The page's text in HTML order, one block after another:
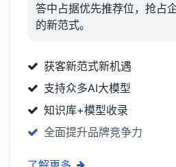
答中占据优先推荐位，抢占
的新范式。
获客新范式新机遇
支持众多AI大模型
知识库+模型收录
全面提升品牌竞争力